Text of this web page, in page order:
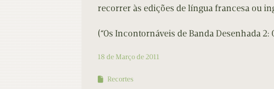
recorrer às edições de língua francesa ou
(“Os Incontornáveis de Banda Desenhada 2:
18 de Março de 2011
Recortes